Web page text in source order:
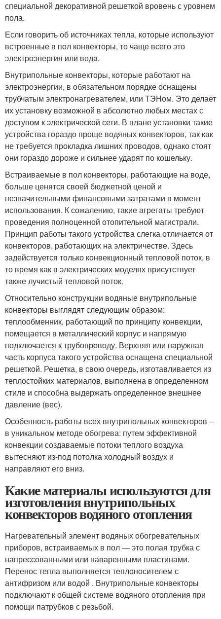
специальной декоративной решеткой вровень с уровнем
пола.
Если говорить об источниках тепла, которые используют
встроенные в пол конвекторы, то чаще всего это
электроэнергия или вода.
Внутрипольные конвекторы, которые работают на
электроэнергии, в обязательном порядке оснащены
трубчатым электронагревателем, или ТЭНом. Это делает
их установку возможной в абсолютно любых местах с
доступом к электрической сети. В плане установки такие
устройства гораздо проще водяных конвекторов, так как
не требуется прокладка лишних проводов, однако стоят
они гораздо дороже и сильнее ударят по кошельку.
Встраиваемые в пол конвекторы, работающие на воде,
больше ценятся своей бюджетной ценой и
незначительными финансовыми затратами в момент
использования. К сожалению, такие агрегаты требуют
проведения полноценной отопительной магистрали.
Принцип работы такого устройства слегка отличается от
конвекторов, работающих на электричестве. Здесь
задействуется только конвекционный тепловой поток, в
то время как в электрических моделях присутствует
также лучистый тепловой поток.
Относительно конструкции водяные внутрипольные
конвекторы выглядят следующим образом:
теплообменник, работающий по принципу конвекции,
помещается в металлический корпус и напрямую
подключается к трубопроводу. Верхняя или наружная
часть корпуса такого устройства оснащена специальной
решеткой. Решетка, в свою очередь, изготавливается из
теплостойких материалов, выполнена в определенном
стиле и способна выдержать определенное внешнее
давление (вес).
Особенность работы всех внутрипольных конвекторов –
в уникальном методе обогрева: путем эффективной
конвекции создаваемые потоки теплого воздуха
вытесняют из-под потолка холодный воздух и
направляют его вниз.
Какие материалы используются для
изготовления внутрипольных
конвекторов водяного отопления
Нагревательный элемент водяных обогревательных
приборов, встраиваемых в пол — это полая трубка с
напрессованными или наваренными пластинами.
Перенос тепла выполняется теплоносителем с
антифризом или водой . Внутрипольные конвекторы
подключают к общей системе водяного отопления при
помощи патрубков с резьбой.